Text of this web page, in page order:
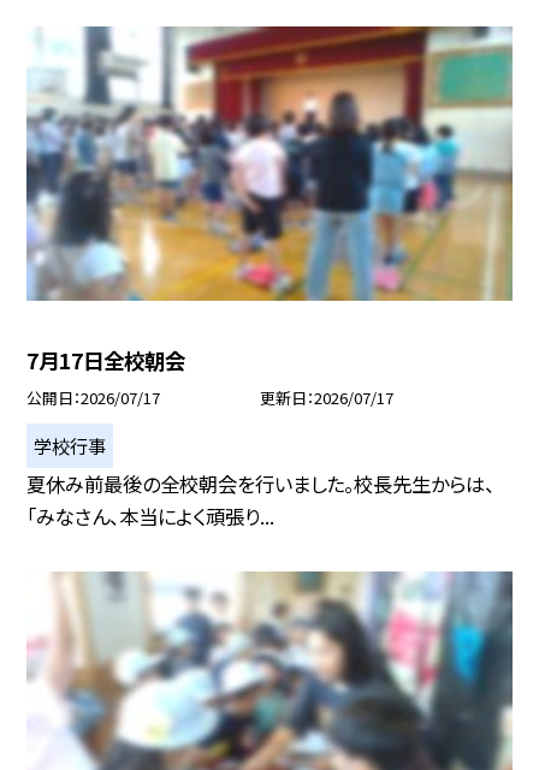
7月17日全校朝会
公開日 2026/07/17 更新日 2026/07/17
学校行事
夏休み前最後の全校朝会を行いました。校長先生からは、
「みなさん、本当によく頑張り...